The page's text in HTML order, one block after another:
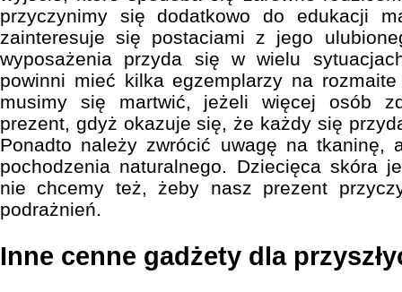
przyczynimy się dodatkowo do edukacji
zainteresuje się postaciami z jego
wyposażenia przyda się w wielu
powinni mieć kilka egzemplarzy na
musimy się martwić, jeżeli więcej osób
prezent, gdyż okazuje się, że każdy się
Ponadto należy zwrócić uwagę na tkaninę,
pochodzenia naturalnego. Dziecięca skóra
nie chcemy też, żeby nasz prezent
podrażnień.
Inne cenne gadżety dla